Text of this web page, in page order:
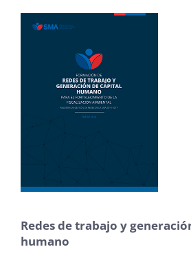
Redes de trabajo y
humano